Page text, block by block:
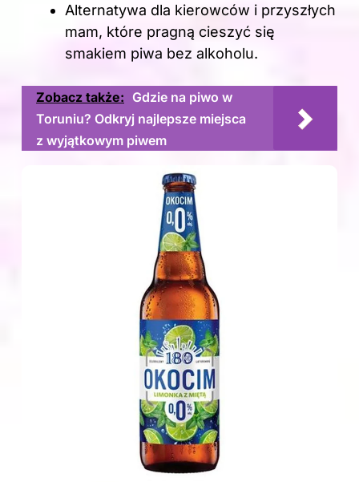
Alternatywa dla kierowców i przyszłych
mam, które pragną cieszyć się
smakiem piwa bez alkoholu.
Zobacz także: Gdzie na piwo w
Toruniu? Odkryj najlepsze miejsca
z wyjątkowym piwem